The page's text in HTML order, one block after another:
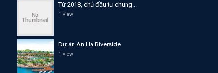
Từ 2018, chủ đầu tư chung...
1 view
Dự án An Hạ Riverside
1 view